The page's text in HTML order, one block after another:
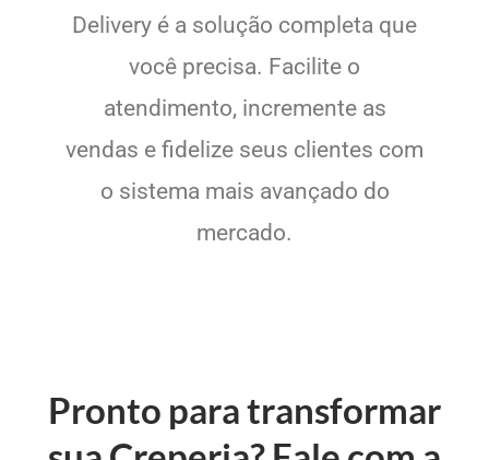
Delivery é a solução completa que
você precisa. Facilite o
atendimento, incremente as
vendas e fidelize seus clientes com
o sistema mais avançado do
mercado.
Pronto para transformar